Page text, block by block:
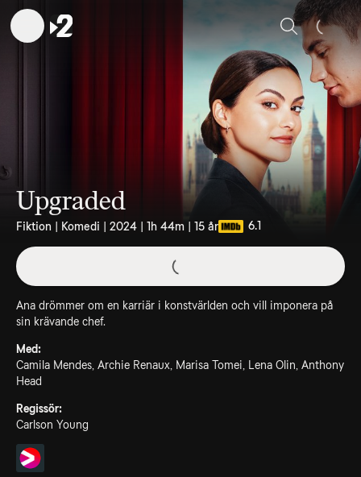
Sök
Upgraded
Fiktion | Komedi | 2024 | 1h 44m | 15 år 6.1
Ana drömmer om en karriär i konstvärlden och vill imponera på
sin krävande chef.
Med:
Camila Mendes, Archie Renaux, Marisa Tomei, Lena Olin, Anthony
Head
Regissör:
Carlson Young